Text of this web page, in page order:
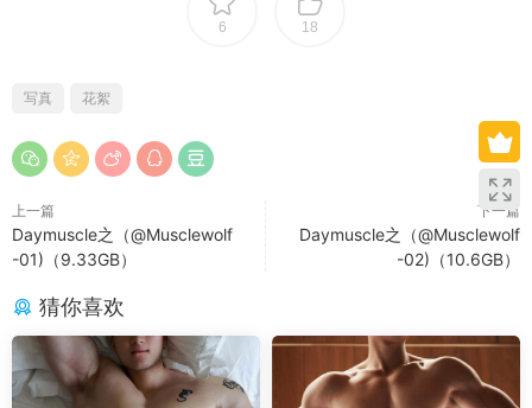
6 18
写真 花絮
上一篇
Daymuscle之（@Musclewolf
-01)（9.33GB）
下一篇
Daymuscle之（@Musclewolf
-02)（10.6GB）
猜你喜欢